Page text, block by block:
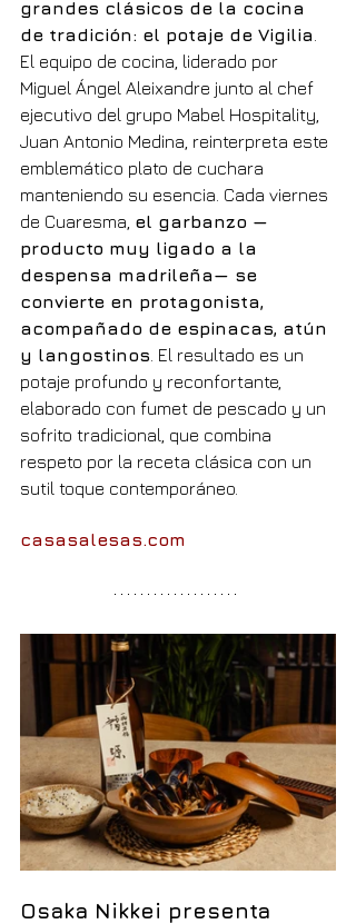
grandes clásicos de la cocina
de tradición: el potaje de Vigilia
El equipo de cocina, liderado por
Miguel Ángel Aleixandre junto al chef
ejecutivo del grupo Mabel Hospitality,
Juan Antonio Medina, reinterpreta este
emblemático plato de cuchara
manteniendo su esencia. Cada viernes
de Cuaresma, el garbanzo —
producto muy ligado a la
despensa madrileña— se
convierte en protagonista,
acompañado de espinacas, atún
y langostinos . El resultado es un
potaje profundo y reconfortante,
elaborado con fumet de pescado y un
sofrito tradicional, que combina
respeto por la receta clásica con un
sutil toque contemporáneo.
casasalesas.com
Osaka Nikkei presenta